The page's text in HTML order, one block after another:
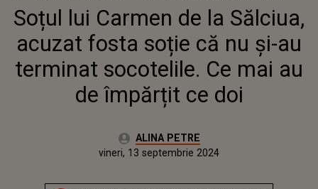
SĂLCIUA, ACUZAT FOSTA SOȚIE
CĂ NU ȘI-AU TERMINAT
SOCOTELILE. CE MAI AU DE
ÎMPĂRȚIT CE DOI
Soțul lui Carmen de la Sălciua,
acuzat fosta soție că nu și-au
terminat socotelile. Ce mai au
de împărțit ce doi
Autor:ALINA PETRE
miercuri, 13 septembrie 2023
Actualizat:
vineri, 13 septembrie 2024